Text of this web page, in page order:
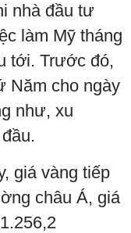
nhà đầu tư
làm Mỹ tháng
tới. Trước đó,
Năm cho ngày
như, xu
giá vàng tiếp
châu Á, giá